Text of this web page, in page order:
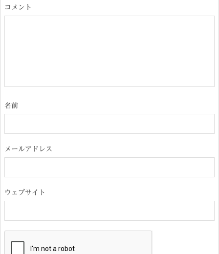
コメント
名前
メールアドレス
ウェブサイト